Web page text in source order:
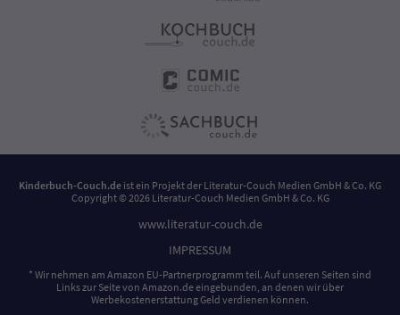
Kinderbuch-Couch.de ist ein Projekt der Literatur-Couch Medien GmbH & Co. KG
Copyright © 2026 Literatur-Couch Medien GmbH & Co. KG
www.literatur-couch.de
IMPRESSUM
* Wir nehmen am Amazon EU-Partnerprogramm teil. Auf unseren Seiten sind
Links zur Seite von Amazon.de eingebunden, an denen wir über
Werbekostenerstattung Geld verdienen können.